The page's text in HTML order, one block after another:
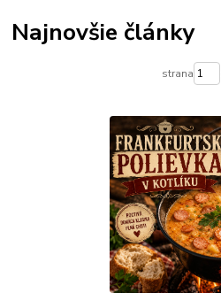
Najnovšie články
strana